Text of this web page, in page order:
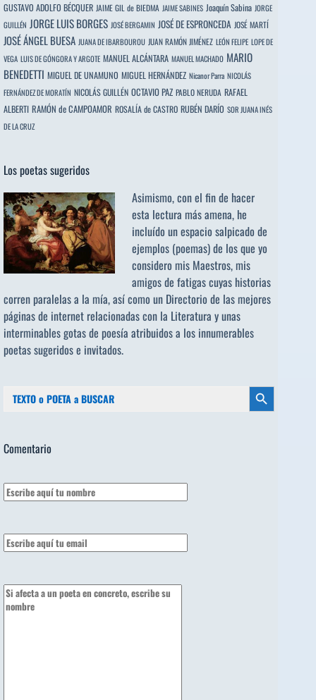
GUSTAVO ADOLFO BÉCQUER JAIME GIL de BIEDMA JAIME SABINES Joaquín Sabina JORGE
GUILLÉN JORGE LUIS BORGES JOSÉ BERGAMIN JOSÉ DE ESPRONCEDA JOSÉ MARTÍ
JOSÉ ÁNGEL BUESA JUANA DE IBARBOUROU JUAN RAMÓN JIMÉNEZ LEÓN FELIPE LOPE DE
VEGA LUIS DE GÓNGORA Y ARGOTE MANUEL ALCÁNTARA MANUEL MACHADO MARIO
BENEDETTI MIGUEL DE UNAMUNO MIGUEL HERNÁNDEZ Nicanor Parra NICOLÁS
FERNÁNDEZ DE MORATÍN NICOLÁS GUILLÉN OCTAVIO PAZ PABLO NERUDA RAFAEL
ALBERTI RAMÓN de CAMPOAMOR ROSALÍA de CASTRO RUBÉN DARÍO SOR JUANA INÉS
DE LA CRUZ
Los poetas sugeridos
Asimismo, con el fin de hacer
esta lectura más amena, he
incluído un espacio salpicado de
ejemplos (poemas) de los que yo
considero mis Maestros, mis
amigos de fatigas cuyas historias
corren paralelas a la mía, así como un Directorio de las mejores
páginas de internet relacionadas con la Literatura y unas
interminables gotas de poesía atribuidos a los innumerables
poetas sugeridose invitados.
Botón de búsqueda
Comentario